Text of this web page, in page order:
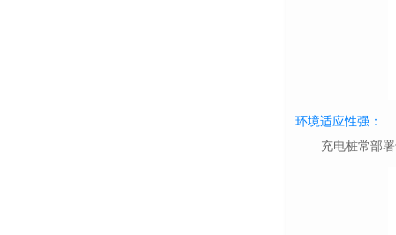
环境适应性强：
充电桩常部